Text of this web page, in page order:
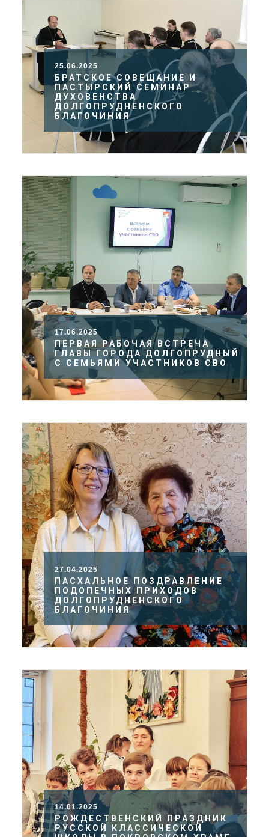
25.06.2025
БРАТСКОЕ СОВЕЩАНИЕ И
ПАСТЫРСКИЙ СЕМИНАР
ДУХОВЕНСТВА
ДОЛГОПРУДНЕНСКОГО
БЛАГОЧИНИЯ
17.06.2025
ПЕРВАЯ РАБОЧАЯ ВСТРЕЧА
ГЛАВЫ ГОРОДА ДОЛГОПРУДНЫЙ
С СЕМЬЯМИ УЧАСТНИКОВ СВО
27.04.2025
ПАСХАЛЬНОЕ ПОЗДРАВЛЕНИЕ
ПОДОПЕЧНЫХ ПРИХОДОВ
ДОЛГОПРУДНЕНСКОГО
БЛАГОЧИНИЯ
14.01.2025
РОЖДЕСТВЕНСКИЙ ПРАЗДНИК
РУССКОЙ КЛАССИЧЕСКОЙ